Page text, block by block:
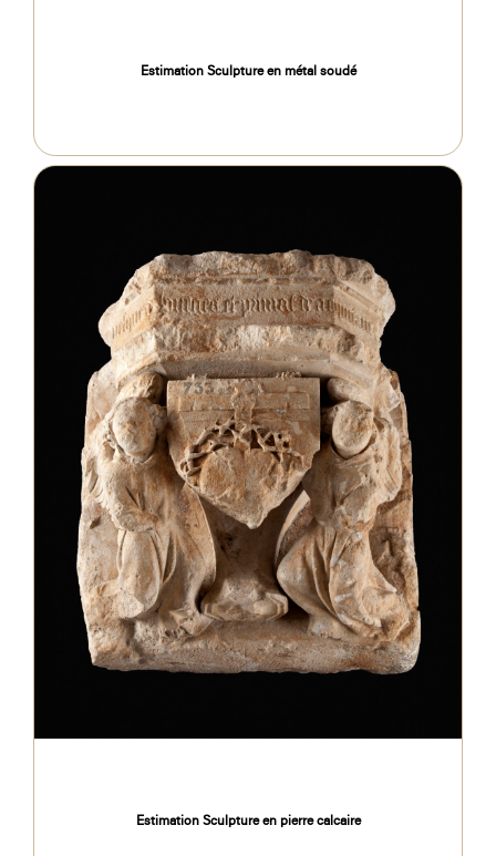
Estimation Sculpture en métal soudé
Estimation Sculpture en pierre calcaire